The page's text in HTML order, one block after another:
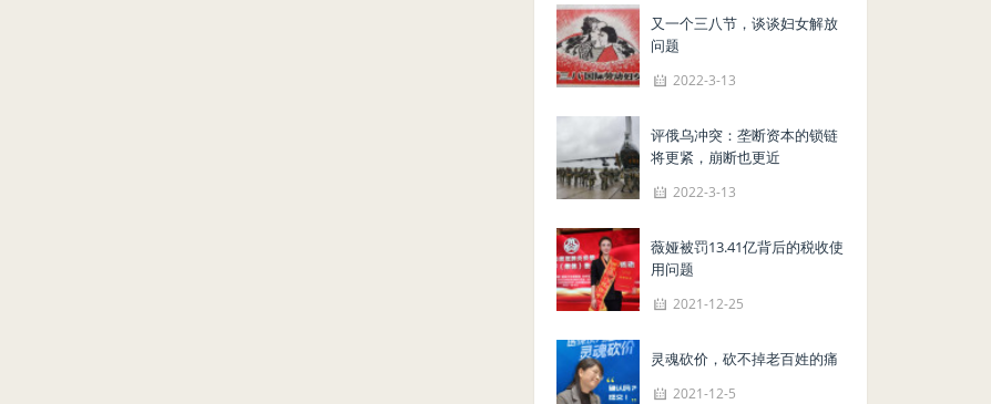
又一个三八节，谈谈妇女解放
问题
2022-3-13
评俄乌冲突：垄断资本的锁链
将更紧，崩断也更近
2022-3-13
薇娅被罚13.41亿背后的税收使
用问题
2021-12-25
灵魂砍价，砍不掉老百姓的痛
2021-12-5